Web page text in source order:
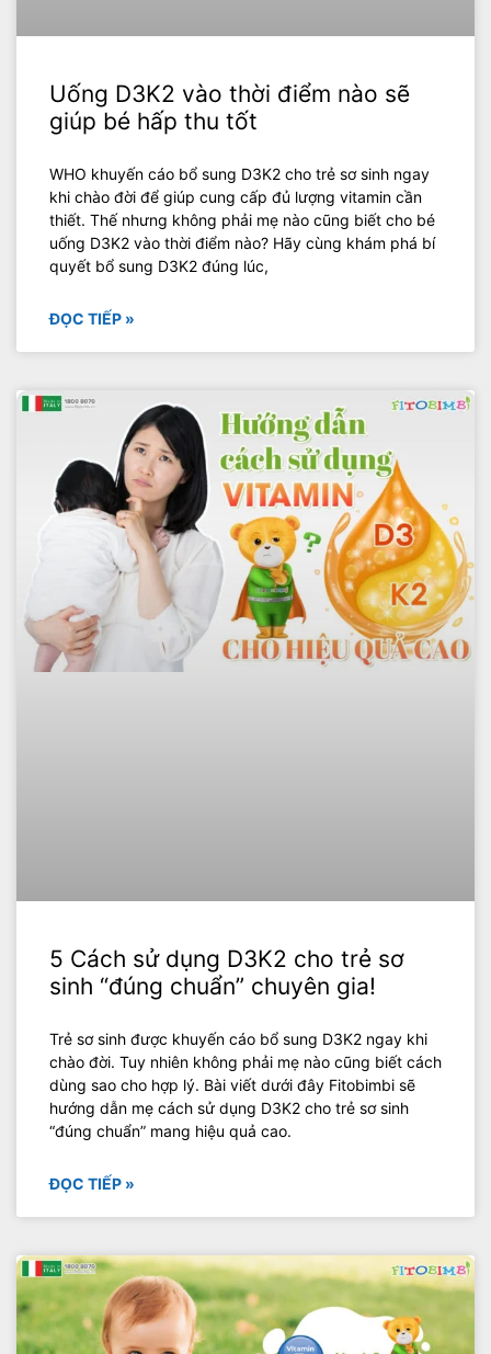
Uống D3K2 vào thời điểm nào sẽ
giúp bé hấp thu tốt
WHO khuyến cáo bổ sung D3K2 cho trẻ sơ sinh ngay
khi chào đời để giúp cung cấp đủ lượng vitamin cần
thiết. Thế nhưng không phải mẹ nào cũng biết cho bé
uống D3K2 vào thời điểm nào? Hãy cùng khám phá bí
quyết bổ sung D3K2 đúng lúc,
ĐỌC TIẾP »
5 Cách sử dụng D3K2 cho trẻ sơ
sinh “đúng chuẩn” chuyên gia!
Trẻ sơ sinh được khuyến cáo bổ sung D3K2 ngay khi
chào đời. Tuy nhiên không phải mẹ nào cũng biết cách
dùng sao cho hợp lý. Bài viết dưới đây Fitobimbi sẽ
hướng dẫn mẹ cách sử dụng D3K2 cho trẻ sơ sinh
“đúng chuẩn” mang hiệu quả cao.
ĐỌC TIẾP »